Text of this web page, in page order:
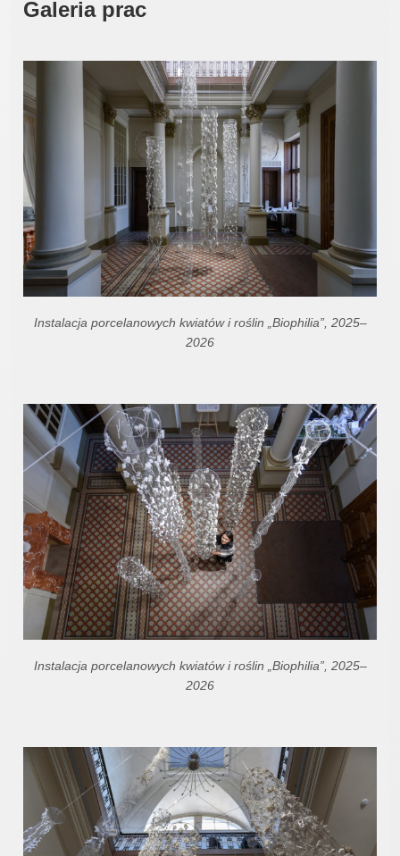
Galeria prac
Instalacja porcelanowych kwiatów i roślin „Biophilia”, 2025–
2026
Instalacja porcelanowych kwiatów i roślin „Biophilia”, 2025–
2026